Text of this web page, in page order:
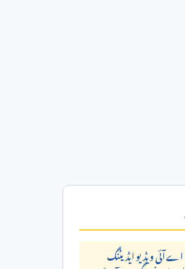
اے آئی ویڈیو ایڈیٹنگ